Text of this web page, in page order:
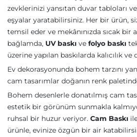
zevklerinizi yansıtan duvar tabloları
eşyalar yaratabilirsiniz. Her bir ürün,
temsil eder ve mekânınızda sıcak
bağlamda, UV baskı ve folyo baskı
üzerine yapılan baskılarda kalıcılık ve
Ev dekorasyonunda bohem tarzını
cam tasarımlar doğanın renk
Bohem desenlerle donatılmış cam
estetik bir görünüm sunmakla
ruhsal bir huzur veriyor. Cam Baskı
ürünle, evinize özgün bir air